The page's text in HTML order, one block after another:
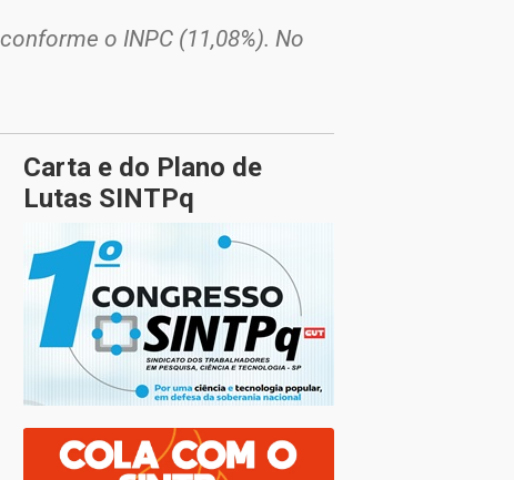
o INPC (11,08%). No
Carta e do Plano de
Lutas SINTPq